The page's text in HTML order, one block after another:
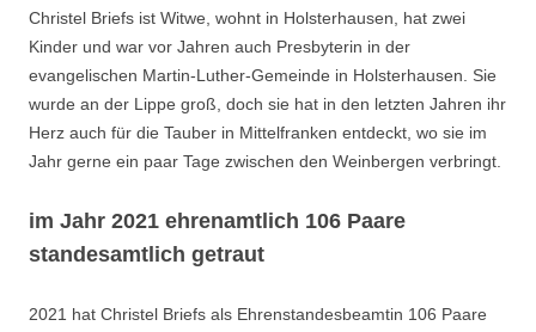
Christel Briefs ist Witwe, wohnt in Holsterhausen, hat zwei
Kinder und war vor Jahren auch Presbyterin in der
evangelischen Martin-Luther-Gemeinde in Holsterhausen. Sie
wurde an der Lippe groß, doch sie hat in den letzten Jahren ihr
Herz auch für die Tauber in Mittelfranken entdeckt, wo sie im
Jahr gerne ein paar Tage zwischen den Weinbergen verbringt.
im Jahr 2021 ehrenamtlich 106 Paare
standesamtlich getraut
2021 hat Christel Briefs als Ehrenstandesbeamtin 106 Paare